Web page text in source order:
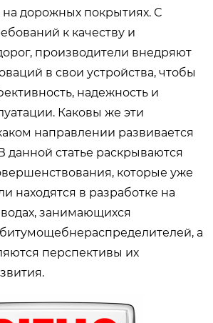
дорожных покрытиях. С
к качеству и
производители внедряют
в свои устройства, чтобы
надежность и
Каковы же эти
направлении развивается
данной статье раскрываются
которые уже
находятся в разработке на
занимающихся
битумощебнераспределителей, а
перспективы их